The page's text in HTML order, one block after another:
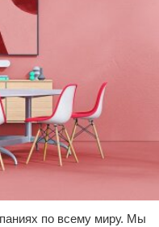
по всему миру. Мы